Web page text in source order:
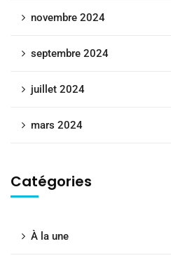
novembre 2024
septembre 2024
juillet 2024
mars 2024
Catégories
À la une